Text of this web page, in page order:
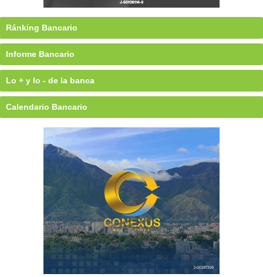
Ránking Bancario
Informe Bancario
Lo + y lo - de la banca
Calendario Bancario